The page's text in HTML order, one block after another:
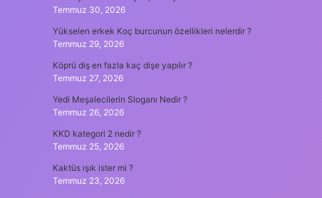
Temmuz 30, 2026
Yükselen erkek Koç burcunun özellikleri nelerdir ?
Temmuz 29, 2026
Köprü diş en fazla kaç dişe yapılır ?
Temmuz 27, 2026
Yedi Meşalecilerin Sloganı Nedir ?
Temmuz 26, 2026
KKD kategori 2 nedir ?
Temmuz 25, 2026
Kaktüs ışık ister mi ?
Temmuz 23, 2026